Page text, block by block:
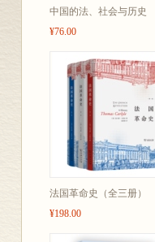
中国的法、社会与历史
¥76.00
法国革命史（全三册）
¥198.00